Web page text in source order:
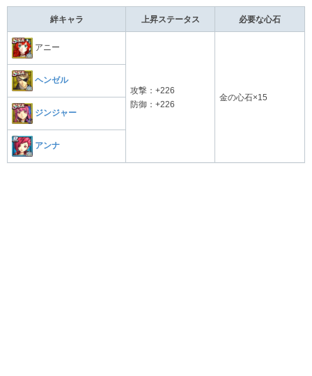
絆キャラ 上昇ステータス 必要な心石
アニー
攻撃：+226
防御：+226
金の心石×15
ヘンゼル
ジンジャー
アンナ